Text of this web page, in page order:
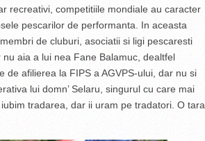
recreativi, competitiile mondiale au caracter
pescarilor de performanta. In aceasta
de cluburi, asociatii si ligi pescaresti
aia a lui nea Fane Balamuc, dealtfel
afilierea la FIPS a AGVPS-ului, dar nu si
lui domn’ Selaru, singurul cu care mai
tradarea, dar ii uram pe tradatori. O tara